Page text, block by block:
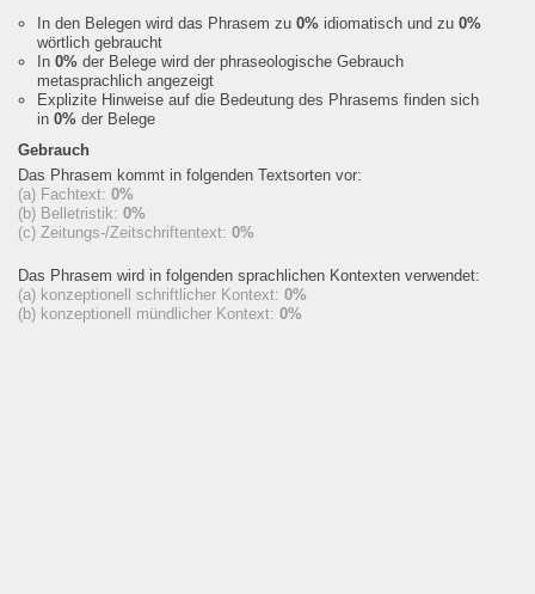
In den Belegen wird das Phrasem zu 0% idiomatisch und zu 0%
wörtlich gebraucht
In 0% der Belege wird der phraseologische Gebrauch
metasprachlich angezeigt
Explizite Hinweise auf die Bedeutung des Phrasems finden sich
in 0% der Belege
Gebrauch
Das Phrasem kommt in folgenden Textsorten vor:
(a) Fachtext: 0%
(b) Belletristik: 0%
(c) Zeitungs-/Zeitschriftentext: 0%
Das Phrasem wird in folgenden sprachlichen Kontexten verwendet:
(a) konzeptionell schriftlicher Kontext: 0%
(b) konzeptionell mündlicher Kontext: 0%